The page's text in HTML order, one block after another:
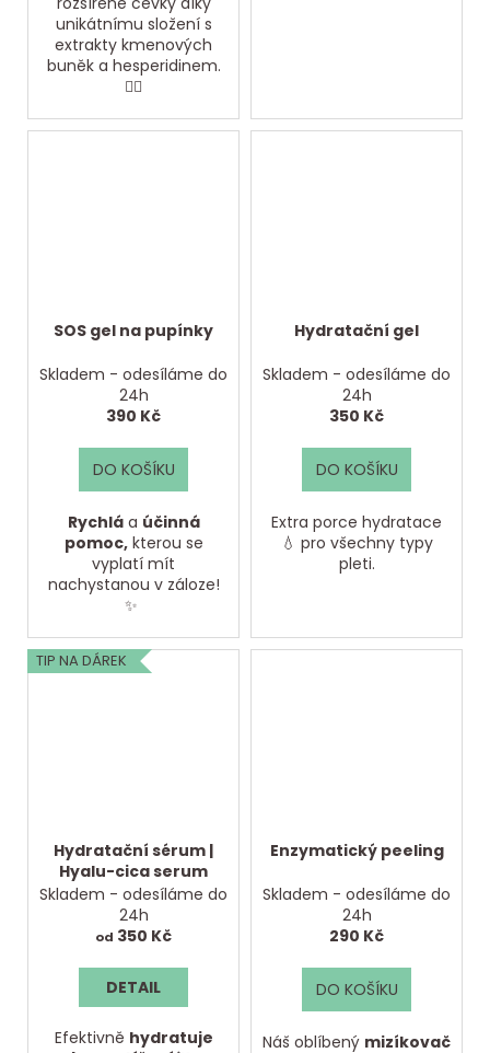
unikátnímu složení s
extrakty kmenových
buněk a hesperidinem.
👩‍⚕️
SOS gel na pupínky
Skladem - odesíláme do
24h
390 Kč
DO KOŠÍKU
Rychláa účinná
pomoc,kterou se
vyplatí mít
nachystanou v záloze!
✨
Hydratační gel
Skladem - odesíláme do
24h
350 Kč
DO KOŠÍKU
Extra porce hydratace
💧 pro všechny typy
pleti.
TIP NA DÁREK
Hydratační sérum |
Hyalu-cica serum
Skladem - odesíláme do
24h
od 350 Kč
DETAIL
Efektivně hydratuje
Enzymatický peeling
Skladem - odesíláme do
24h
290 Kč
DO KOŠÍKU
Náš oblíbený mizíkovač